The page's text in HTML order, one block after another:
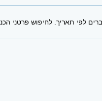
לפי תאריך. לחיפוש פרטני